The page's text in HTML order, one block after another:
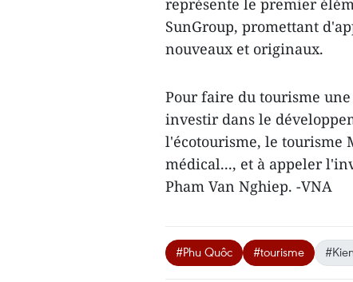
SunGroup, promettant
nouveaux et originaux.
Pour faire du tourisme
investir dans le
l'écotourisme, le tourisme
médical..., et à appeler
Pham Van Nghiep. -VNA
#Phu Quôc #tourisme